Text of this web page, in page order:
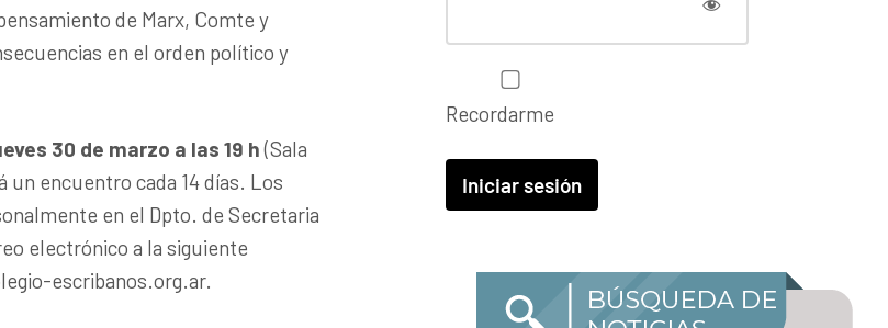
de Marx, Comte y
en el orden político y
30 de marzo a las 19 h(Sala
un encuentro cada 14 días. Los
en el Dpto. de Secretaria
electrónico a la siguiente
escribanos.org.ar.
Recordarme